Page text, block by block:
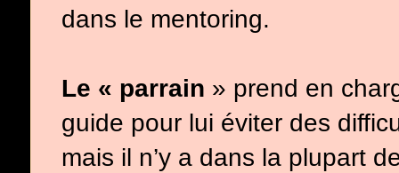
dans le mentoring.
Le « parrain » prend en
guide pour lui éviter des
mais il n’y a dans la plupart